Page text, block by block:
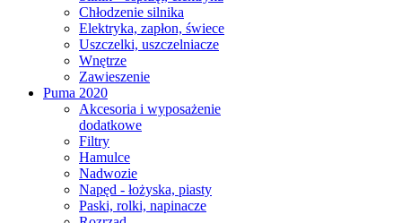
Chłodzenie silnika
Elektryka, zapłon, świece
Uszczelki, uszczelniacze
Wnętrze
Zawieszenie
Puma 2020
Akcesoria i wyposażenie
dodatkowe
Filtry
Hamulce
Nadwozie
Napęd - łożyska, piasty
Paski, rolki, napinacze